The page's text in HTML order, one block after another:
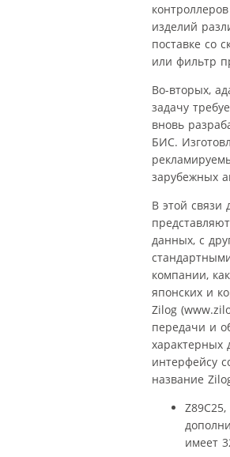
изделий
поставке со
или фильтр
Во-вторых,
задачу
вновь
БИС.
зарубежных
В этой связи
данных, с
компании,
японских и
Zilog
передачи и
характерных
интерфейсу
название
имеет